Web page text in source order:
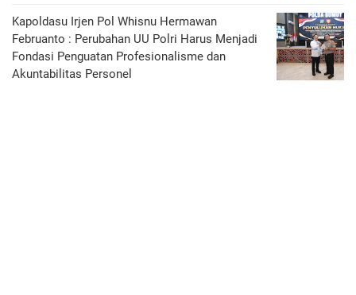
Kapoldasu Irjen Pol Whisnu Hermawan
Februanto : Perubahan UU Polri Harus Menjadi
Fondasi Penguatan Profesionalisme dan
Akuntabilitas Personel